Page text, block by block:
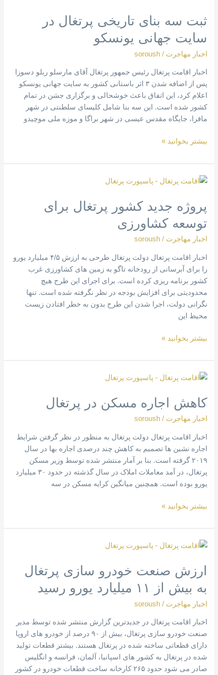
ثبت سه بنای تاریخی پرتغال در
سایت جهانی یونسکو
اخبار مهاجرت /
soroush
اخبار اقامت پرتغال رئیس جمهور پرتغال آقای مارسلو ربلو دسوزا
پس از اضافه شدن ۳ اثر باستانی کشور به سایت جهانی یونسکو
اعلام کرد، این اتفاق باعث خوشحالی و برگزاری جشن در تمام
کشور شده است. این سه بنا شامل کلیسای سلطنتی در شهر
مافرا، جایگاه مقدس عیسی در شهر براگا و موزه ملی موچیدو
بنای
تاریخی
پرتغال
در
جهانی
یونسکو
بیشتر بخوانید »
پروژه جدید کشور پرتغال برای
توسعه کشاورزی
اخبار مهاجرت /
soroush
اخبار اقامت پرتغال دولت پرتغال طرحی به ارزش ۴/۵ میلیارد یورو
را برای آبرسانی از رودخانه تاگو به زمین های کشاورزی غرب
کشور برنامه ریزی کرده است‌‌. برای اجرای این طرح هیچ
محدودیتی برای افزایش بودجه در نظر نگرفته شده است. تنها
نگرانی دولت، اجرا شدن این طرح بدون به خطر افتادن زیست
محیط این
پروژه
پرتغال
برای
توسعه
بیشتر بخوانید »
کاهش اجاره مسکن در پرتغال
اخبار مهاجرت /
soroush
اخبار اقامت پرتغال دولت پرتغال به منظور در نظر گرفتن شرایط
اجاره نشین ها تصمیم به کاهش چند درصدی اجاره بها در سال
۲۰۱۹ گرفته است. بنا بر آمار منتشر شده توسط وزیر مسکن
پرتغال، در آمد معاملات املاک در سال گذشته در حدود ۳۰ میلیارد
یورو بوده است. همچنین میانگین کرایه مسکن در سه
کاهش
مسکن
پرتغال
بیشتر بخوانید »
ارزش صنعت خودرو سازی پرتغال
به بیش از ۱۱ میلیارد یورو رسید
اخبار مهاجرت /
soroush
اخبار اقامت پرتغال در جدیدترین گزارش منتشر شده توسط مدیر
صنعت خودرو سازی پرتغال، بیش از ۹۰ درصد از خودرو های اروپا
دارای قطعاتی ساخته شده در پرتغال هستند. بیشتر قطعات تولید
شده در پرتغال به کشور های اسپانیا، آلمان، فرانسه و انگلیس
صادر می شود‌ حدود ۲۶۵ کارخانه ساخت قطعات خودرو در کشور
ارزش
خودرو
سازی
پرتغال
به
از
۱۱
میلیارد
یورو
رسید